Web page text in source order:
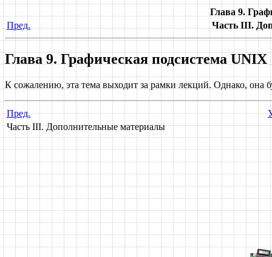
Глава 9.
Пред.
Часть III.
Глава 9. Графическая подсистема UNIX
К сожалению, эта тема выходит за рамки лекций. Однако, она
Пред.
Часть III. Дополнительные материалы